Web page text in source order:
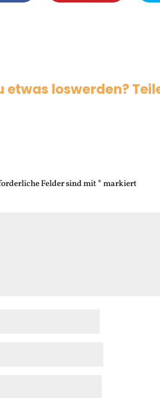
etwas loswerden?
Felder sind mit*markiert